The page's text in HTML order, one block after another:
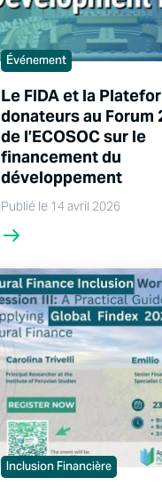
Événement
Le FIDA et la
donateurs au Forum
de l’ECOSOC sur le
financement du
développement
Publié le 14 avril 2026
Inclusion Financière